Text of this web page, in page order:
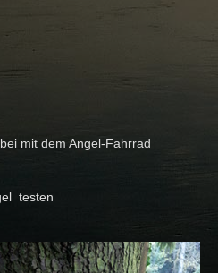
mit dem Angel-Fahrrad
testen